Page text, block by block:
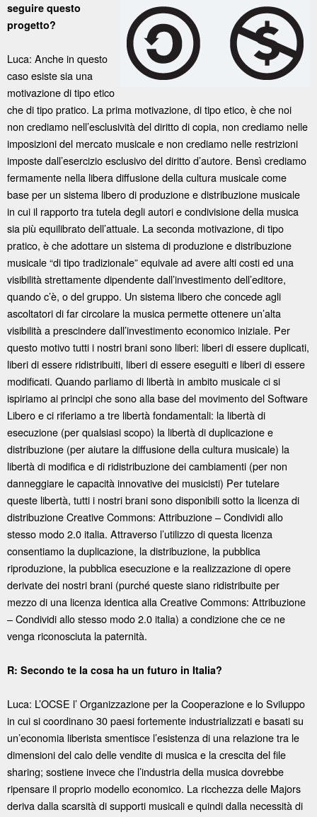
seguire questo
progetto?
Luca: Anche in questo
caso esiste sia una
motivazione di tipo etico
che di tipo pratico. La prima motivazione, di tipo etico, è che noi
non crediamo nell’esclusività del diritto di copia, non crediamo nelle
imposizioni del mercato musicale e non crediamo nelle restrizioni
imposte dall’esercizio esclusivo del diritto d’autore. Bensì crediamo
fermamente nella libera diffusione della cultura musicale come
base per un sistema libero di produzione e distribuzione musicale
in cui il rapporto tra tutela degli autori e condivisione della musica
sia più equilibrato dell’attuale. La seconda motivazione, di tipo
pratico, è che adottare un sistema di produzione e distribuzione
musicale “di tipo tradizionale” equivale ad avere alti costi ed una
visibilità strettamente dipendente dall’investimento dell’editore,
quando c’è, o del gruppo. Un sistema libero che concede agli
ascoltatori di far circolare la musica permette ottenere un’alta
visibilità a prescindere dall’investimento economico iniziale. Per
questo motivo tutti i nostri brani sono liberi: liberi di essere duplicati,
liberi di essere ridistribuiti, liberi di essere eseguiti e liberi di essere
modificati. Quando parliamo di libertà in ambito musicale ci si
ispiriamo ai principi che sono alla base del movimento del Software
Libero e ci riferiamo a tre libertà fondamentali: la libertà di
esecuzione (per qualsiasi scopo) la libertà di duplicazione e
distribuzione (per aiutare la diffusione della cultura musicale) la
libertà di modifica e di ridistribuzione dei cambiamenti (per non
danneggiare le capacità innovative dei musicisti) Per tutelare
queste libertà, tutti i nostri brani sono disponibili sotto la licenza di
distribuzione Creative Commons: Attribuzione – Condividi allo
stesso modo 2.0 italia. Attraverso l’utilizzo di questa licenza
consentiamo la duplicazione, la distribuzione, la pubblica
riproduzione, la pubblica esecuzione e la realizzazione di opere
derivate dei nostri brani (purché queste siano ridistribuite per
mezzo di una licenza identica alla Creative Commons: Attribuzione
– Condividi allo stesso modo 2.0 italia) a condizione che ce ne
venga riconosciuta la paternità.
R: Secondo te la cosa ha un futuro in Italia?
Luca: L’OCSE l’ Organizzazione per la Cooperazione e lo Sviluppo
in cui si coordinano 30 paesi fortemente industrializzati e basati su
un’economia liberista smentisce l’esistenza di una relazione tra le
dimensioni del calo delle vendite di musica e la crescita del file
sharing; sostiene invece che l’industria della musica dovrebbe
ripensare il proprio modello economico. La ricchezza delle Majors
deriva dalla scarsità di supporti musicali e quindi dalla necessità di